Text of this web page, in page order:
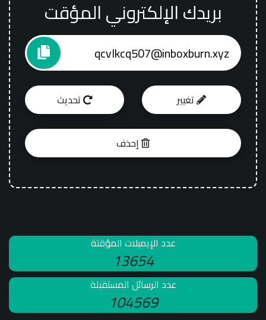
بريدك الإلكتروني المؤقت
تحديث تغيير
إحذف
عدد الإيميلات المؤقتة
13654
عدد الرسائل المستقبلة
104569